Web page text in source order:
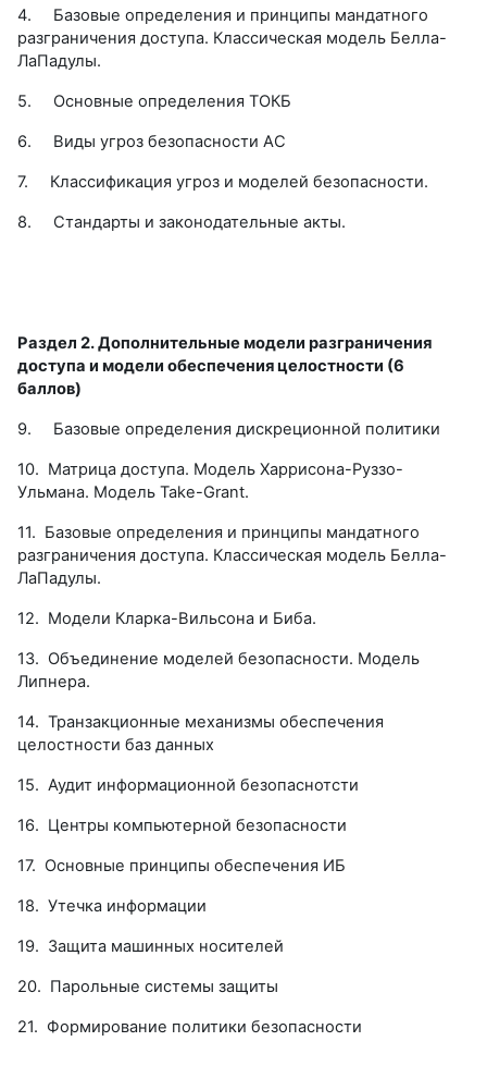
4. Базовые определения и принципы мандатного
разграничения доступа. Классическая модель Белла-
ЛаПадулы.
5. Основные определения ТОКБ
6. Виды угроз безопасности АС
7. Классификация угроз и моделей безопасности.
8. Стандарты и законодательные акты.
Раздел 2. Дополнительные модели разграничения
доступа и модели обеспечения целостности (6
баллов)
9. Базовые определения дискреционной политики
10. Матрица доступа. Модель Харрисона-Руззо-
Ульмана. Модель Take-Grant.
11. Базовые определения и принципы мандатного
разграничения доступа. Классическая модель Белла-
ЛаПадулы.
12. Модели Кларка-Вильсона и Биба.
13. Объединение моделей безопасности. Модель
Липнера.
14. Транзакционные механизмы обеспечения
целостности баз данных
15. Аудит информационной безопаснотсти
16. Центры компьютерной безопасности
17. Основные принципы обеспечения ИБ
18. Утечка информации
19. Защита машинных носителей
20. Парольные системы защиты
21. Формирование политики безопасности